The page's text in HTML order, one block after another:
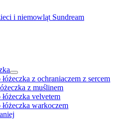
z ochraniaczem z sercem
z muślinem
velvetem
warkoczem